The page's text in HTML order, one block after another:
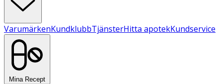
VarumärkenKundklubbTjänsterHitta apotekKundservice
Mina Recept